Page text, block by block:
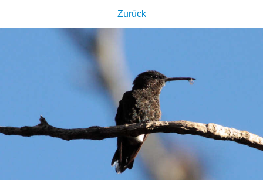
Zurück